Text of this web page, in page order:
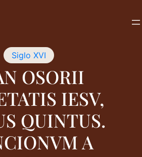
Siglo XVI
OSORII
IESV,
QUINTUS.
A